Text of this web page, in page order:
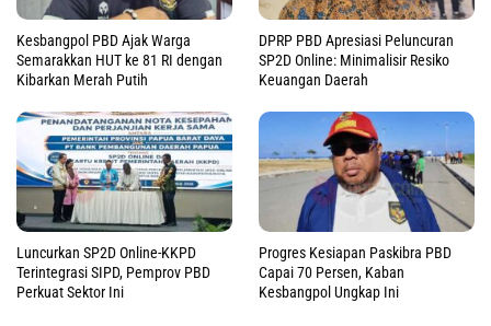
Kesbangpol PBD Ajak Warga
Semarakkan HUT ke 81 RI dengan
Kibarkan Merah Putih
DPRP PBD Apresiasi Peluncuran
SP2D Online: Minimalisir Resiko
Keuangan Daerah
Luncurkan SP2D Online-KKPD
Terintegrasi SIPD, Pemprov PBD
Perkuat Sektor Ini
Progres Kesiapan Paskibra PBD
Capai 70 Persen, Kaban
Kesbangpol Ungkap Ini